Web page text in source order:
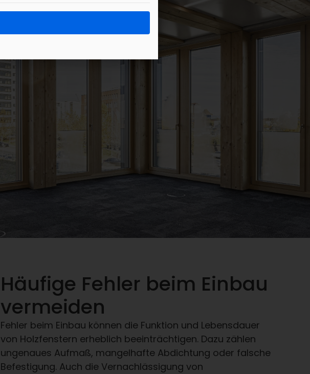
Häufige Fehler beim Einbau
vermeiden
Fehler beim Einbau können die Funktion und Lebensdauer
von Holzfenstern erheblich beeinträchtigen. Dazu zählen
ungenaues Aufmaß, mangelhafte Abdichtung oder falsche
Befestigung. Auch die Vernachlässigung von